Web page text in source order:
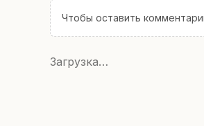
Чтобы оставить
Загрузка…